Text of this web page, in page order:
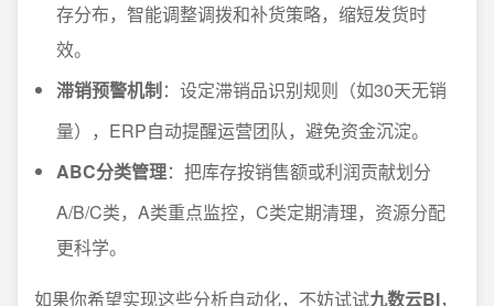
存分布，智能调整调拨和补货策略，缩短发货时
效。
滞销预警机制：设定滞销品识别规则（如30天无销
量），ERP自动提醒运营团队，避免资金沉淀。
ABC分类管理：把库存按销售额或利润贡献划分
A/B/C类，A类重点监控，C类定期清理，资源分配
更科学。
如果你希望实现这些分析自动化，不妨试试九数云BI，